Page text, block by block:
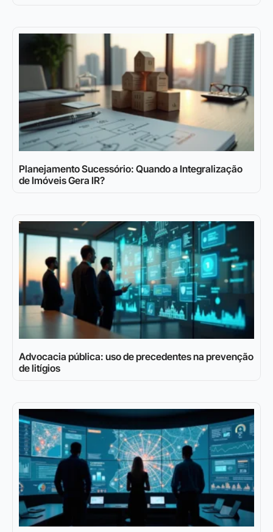
Planejamento Sucessório: Quando a Integralização
de Imóveis Gera IR?
Advocacia pública: uso de precedentes na prevenção
de litígios